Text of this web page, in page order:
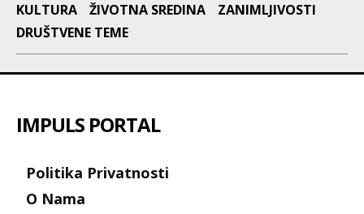
KULTURA
ŽIVOTNA SREDINA
ZANIMLJIVOSTI
DRUŠTVENE TEME
IMPULS PORTAL
Politika Privatnosti
O Nama